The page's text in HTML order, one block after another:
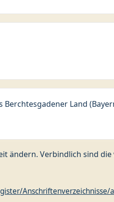
Land
ändern. Verbindlich sind
Anschriftenverzeichnisse/